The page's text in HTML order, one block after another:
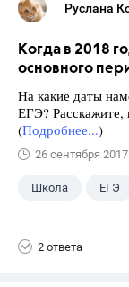
Руслана
Когда в 2018
основного
На какие даты
ЕГЭ? Расскажите,
(Подробнее...)
26 сентября 2017
Школа ЕГЭ
2 ответа